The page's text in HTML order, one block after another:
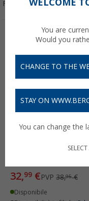
Filtrare per:
Ruotino d‘appoggio
con manovella e
32,99 €PVP 38,95€
Disponibile
WELCOME
You are
Would you
CHANGE TO THE
STAY ON
You can change the